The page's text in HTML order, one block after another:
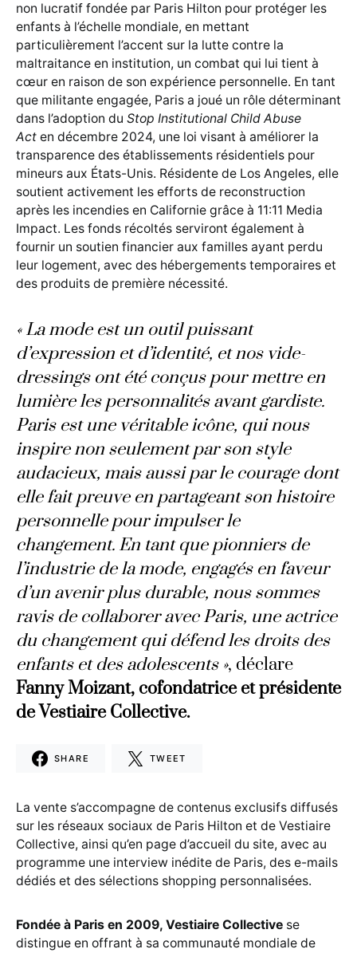
non lucratif fondée par Paris Hilton pour protéger les
enfants à l’échelle mondiale, en mettant
particulièrement l’accent sur la lutte contre la
maltraitance en institution, un combat qui lui tient à
cœur en raison de son expérience personnelle. En tant
que militante engagée, Paris a joué un rôle déterminant
dans l’adoption du Stop Institutional Child Abuse
Act en décembre 2024, une loi visant à améliorer la
transparence des établissements résidentiels pour
mineurs aux États-Unis. Résidente de Los Angeles, elle
soutient activement les efforts de reconstruction
après les incendies en Californie grâce à 11:11 Media
Impact. Les fonds récoltés serviront également à
fournir un soutien financier aux familles ayant perdu
leur logement, avec des hébergements temporaires et
des produits de première nécessité.
« La mode est un outil puissant
d’expression et d’identité, et nos vide-
dressings ont été conçus pour mettre en
lumière les personnalités avant gardiste.
Paris est une véritable icône, qui nous
inspire non seulement par son style
audacieux, mais aussi par le courage dont
elle fait preuve en partageant son histoire
personnelle pour impulser le
changement. En tant que pionniers de
l’industrie de la mode, engagés en faveur
d’un avenir plus durable, nous sommes
ravis de collaborer avec Paris, une actrice
du changement qui défend les droits des
enfants et des adolescents », déclare
Fanny Moizant, cofondatrice et présidente
de Vestiaire Collective.
SHARE TWEET
La vente s’accompagne de contenus exclusifs diffusés
sur les réseaux sociaux de Paris Hilton et de Vestiaire
Collective, ainsi qu’en page d’accueil du site, avec au
programme une interview inédite de Paris, des e-mails
dédiés et des sélections shopping personnalisées.
Fondée à Paris en 2009, Vestiaire Collective se
distingue en offrant à sa communauté mondiale de